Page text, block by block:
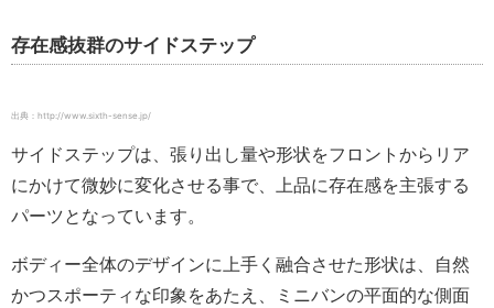
存在感抜群のサイドステップ
出典：http://www.sixth-sense.jp/
サイドステップは、張り出し量や形状をフロントからリア
にかけて微妙に変化させる事で、上品に存在感を主張する
パーツとなっています。
ボディー全体のデザインに上手く融合させた形状は、自然
かつスポーティな印象をあたえ、ミニバンの平面的な側面